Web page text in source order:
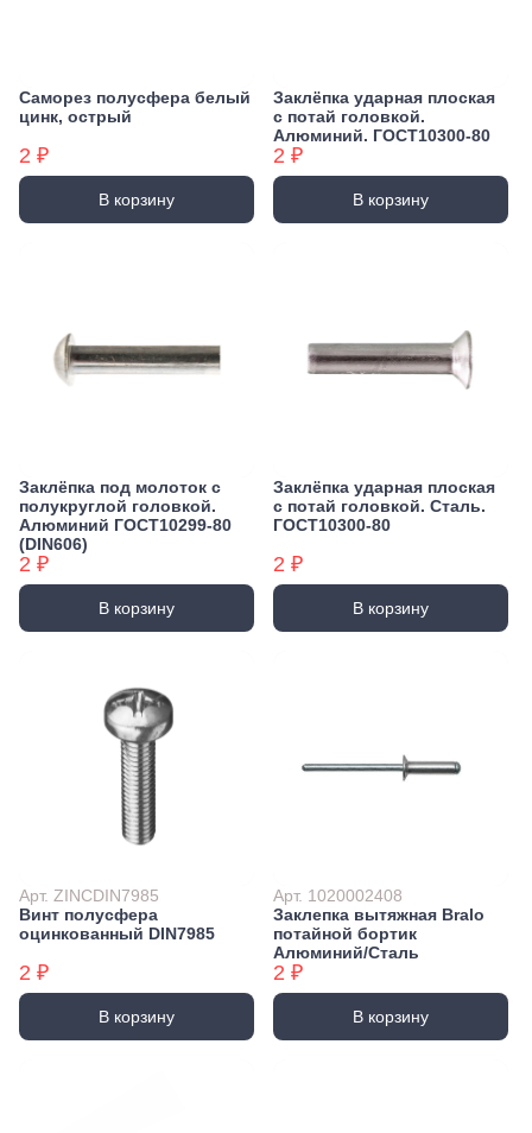
Саморез полусфера белый
цинк, острый
2 ₽
В корзину
Заклёпка ударная плоская
с потай головкой.
Алюминий. ГОСТ10300-80
2 ₽
В корзину
Заклёпка под молоток с
полукруглой головкой.
Алюминий ГОСТ10299-80
(DIN606)
2 ₽
В корзину
Заклёпка ударная плоская
с потай головкой. Сталь.
ГОСТ10300-80
2 ₽
В корзину
Арт. ZINCDIN7985
Винт полусфера
оцинкованный DIN7985
2 ₽
В корзину
Арт. 1020002408
Заклепка вытяжная Bralo
потайной бортик
Алюминий/Сталь
2 ₽
В корзину